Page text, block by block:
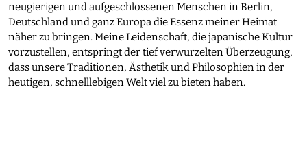
neugierigen und aufgeschlossenen Menschen in Berlin,
Deutschland und ganz Europa die Essenz meiner Heimat
näher zu bringen. Meine Leidenschaft, die japanische Kultur
vorzustellen, entspringt der tief verwurzelten Überzeugung,
dass unsere Traditionen, Ästhetik und Philosophien in der
heutigen, schnelllebigen Welt viel zu bieten haben.